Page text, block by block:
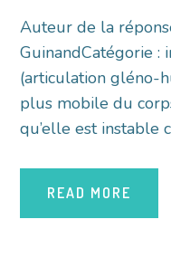
Auteur de la
GuinandCatégorie :
(articulation gléno-
plus mobile du
qu’elle est instable
READ MORE